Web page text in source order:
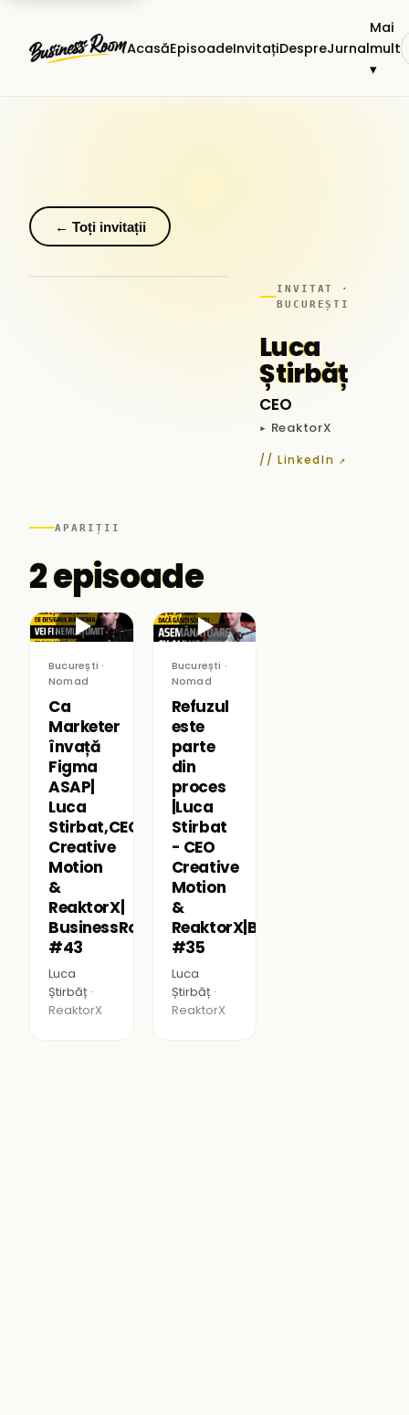
AcasăEpisoadeInvitațiDespreJurnal
Mai
mult
▾
← Toți invitații
INVITAT ·
BUCUREȘTI
Luca
Știrbăț
CEO
▸ ReaktorX
// LinkedIn ↗
APARIȚII
2 episoade
▶
București ·
Nomad
Ca
Marketer
învață
Figma
ASAP|
Luca
Stirbat,CEO
Creative
Motion
&
ReaktorX|
BusinessRoomPodcast
#43
Luca
Știrbăț ·
ReaktorX
▶
București ·
Nomad
Refuzul
este
parte
din
proces
|Luca
Stirbat
- CEO
Creative
Motion
&
#35
Luca
Știrbăț ·
ReaktorX